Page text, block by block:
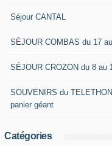
Séjour CANTAL
SÉJOUR COMBAS du 17
SÉJOUR CROZON du 8 au
SOUVENIRS du
panier géant
Catégories